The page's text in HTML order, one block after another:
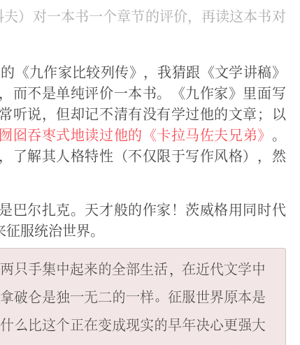
）对一本书一个章节的评价，再读这本书对
《九作家比较列传》，我猜跟《文学讲稿》
而不是单纯评价一本书。《九作家》里面写
听说，但却记不清有没有学过他的文章；以
囫囵吞枣式地读过他的《卡拉马佐夫兄弟》 。
了解其人格特性（不仅限于写作风格），然
巴尔扎克。天才般的作家！茨威格用同时代
服统治世界。
只手集中起来的全部生活，在近代文学中
破仑是独一无二的一样。征服世界原本是
么比这个正在变成现实的早年决心更强大